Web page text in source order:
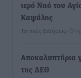
ιερό Ναό του
Καψάλης
Τοπικές Ειδήσεις
Αποκαλυπτήρια
της ΔΕΘ